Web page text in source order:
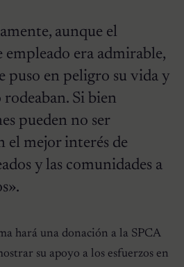
aunque el
empleado era admirable,
puso en peligro su vida y
rodeaban. Si bien
pueden no ser
el mejor interés de
y las comunidades a
hará una donación a la SPCA
su apoyo a los esfuerzos en